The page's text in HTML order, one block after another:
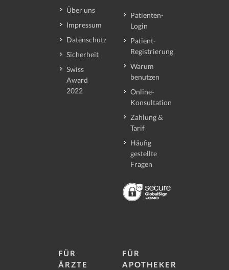
Über uns
Impressum
Datenschutz
Sicherheit
Swiss
Award
2022
Patienten-
Login
Patient-
Registrierung
Warum
benutzen
Online-
Konsultation
Zahlung &
Tarif
Häufig
gestellte
Fragen
FÜR
ÄRZTE
FÜR
APOTHEKER